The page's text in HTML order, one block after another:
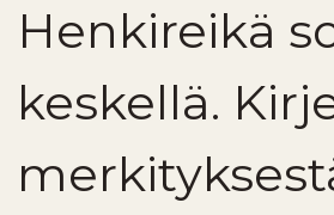
Henkireikä
keskellä.